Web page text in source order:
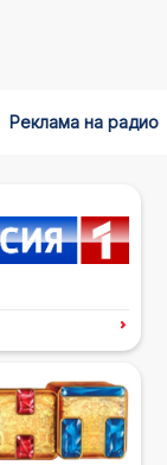
Реклама на радио